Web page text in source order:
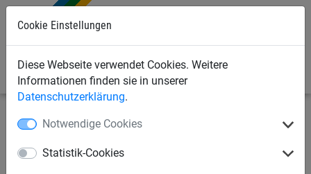
Cookie Einstellungen
Diese Webseite verwendet Cookies. Weitere
Informationen finden sie in unserer
Datenschutzerklärung.
Notwendige Cookies
Statistik-Cookies
Sportnetze Beach & Fun